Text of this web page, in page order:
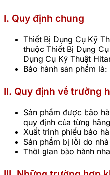
I. Quy định chung
Thiết Bị Dụng Cụ Kỹ
thuộc Thiết Bị Dụng
Dụng Cụ Kỹ Thuật
Bảo hành sản phẩm
II. Quy định về trường
Sản phẩm được bảo
quy định của từng
Xuất trình phiếu bảo
Sản phẩm bị lỗi do
Thời gian bảo hành